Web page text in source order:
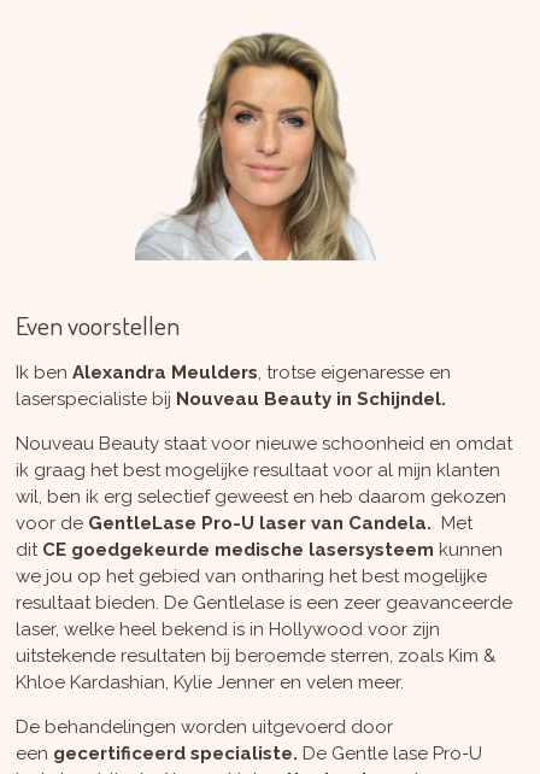
Even voorstellen
Ik ben Alexandra Meulders, trotse eigenaresse en
laserspecialiste bij Nouveau Beauty in Schijndel.
Nouveau Beauty staat voor nieuwe schoonheid en omdat
ik graag het best mogelijke resultaat voor al mijn klanten
wil, ben ik erg selectief geweest en heb daarom gekozen
voor de GentleLase Pro-U laser van Candela. Met
dit CE goedgekeurde medische lasersysteem kunnen
we jou op het gebied van ontharing het best mogelijke
resultaat bieden. De Gentlelase is een zeer geavanceerde
laser, welke heel bekend is in Hollywood voor zijn
uitstekende resultaten bij beroemde sterren, zoals Kim &
Khloe Kardashian, Kylie Jenner en velen meer.
De behandelingen worden uitgevoerd door
een gecertificeerd specialiste. De Gentle lase Pro-U